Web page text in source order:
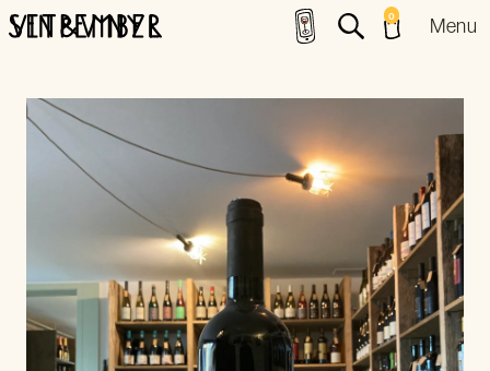
0 Menu